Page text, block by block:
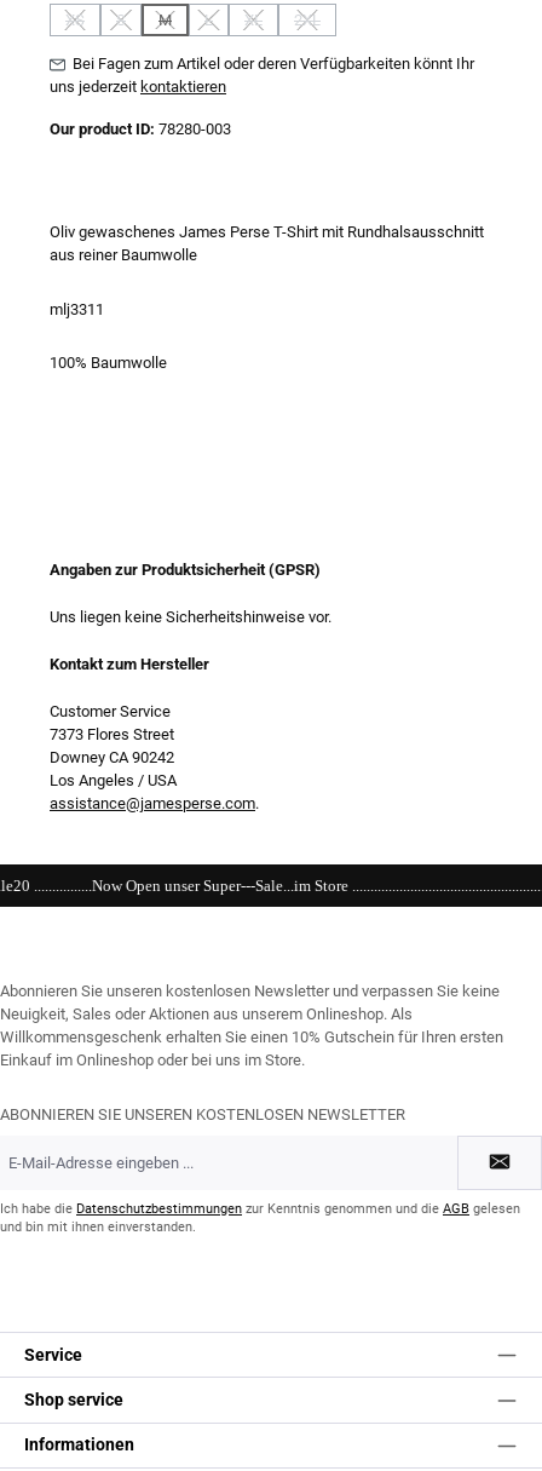
XS
(Diese Option ist zurzeit nicht verfügbar.)
S
(Diese Option ist zurzeit nicht verfügbar.)
M
(Diese Option ist zurzeit nicht verfügbar.)
L
(Diese Option ist zurzeit nicht verfügbar.)
XL
(Diese Option ist zurzeit nicht verfügbar.)
2XL
(Diese Option ist zurzeit nicht
Bei Fagen zum Artikel oder deren Verfügbarkeiten könnt Ihr
uns jederzeit kontaktieren
Our product ID: 78280-003
Oliv gewaschenes James Perse T-Shirt mit Rundhalsausschnitt
aus reiner Baumwolle
mlj3311
100% Baumwolle
Angaben zur Produktsicherheit (GPSR)
Uns liegen keine Sicherheitshinweise vor.
Kontakt zum Hersteller
Customer Service
7373 Flores Street
Downey CA 90242
Los Angeles / USA
assistance@jamesperse.com.
unser Super---Sale...im Store
Abonnieren Sie unseren kostenlosen Newsletter und verpassen Sie keine
Neuigkeit, Sales oder Aktionen aus unserem Onlineshop. Als
Willkommensgeschenk erhalten Sie einen 10% Gutschein für Ihren ersten
Einkauf im Onlineshop oder bei uns im Store.
ABONNIEREN SIE UNSEREN KOSTENLOSEN NEWSLETTER
Mail-
*Ich habe die Datenschutzbestimmungen zur Kenntnis genommen und die AGB gelesen
und bin mit ihnen einverstanden.
Service
Shop service
Informationen